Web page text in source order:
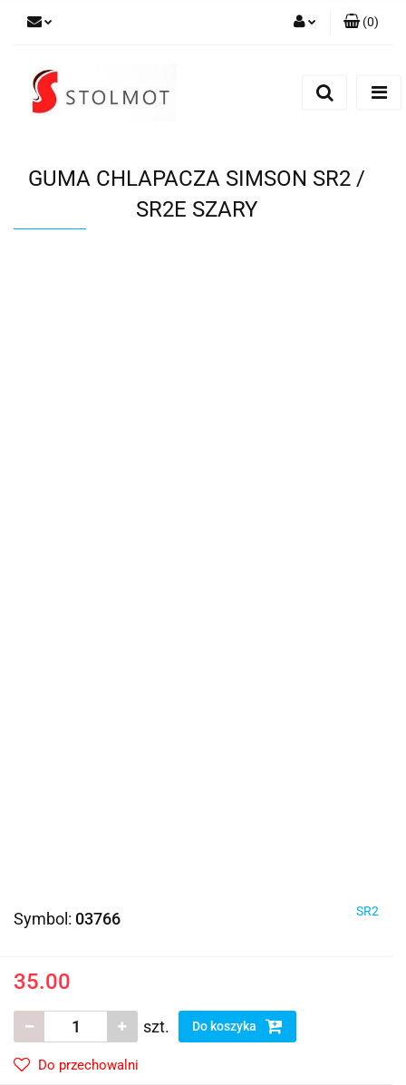
(0)
GUMA CHLAPACZA SIMSON SR2 /
SR2E SZARY
Symbol: 03766 SR2
35.00
szt. Do koszyka
Do przechowalni